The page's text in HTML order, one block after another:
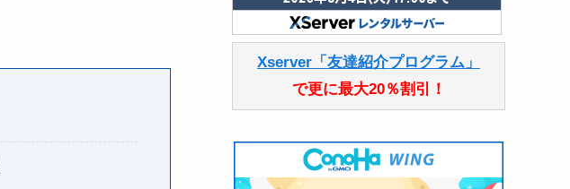
Xserver「友達紹介プログラム」
で更に最大20％割引！